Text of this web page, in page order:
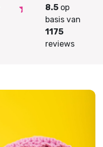
8.5op
basis van
1175
reviews